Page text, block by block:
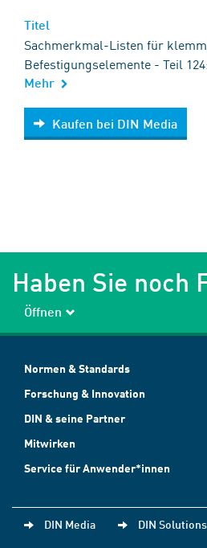
Sachmerkmal-Listen für
Befestigungselemente - Teil
Mehr
Kaufen bei DIN Media
Kaufen bei DIN Media
Haben Sie noch
Öffnen
Normen & Standards
Forschung & Innovation
DIN & seine Partner
Mitwirken
Service für Anwender*innen
DIN Media DIN Solutions